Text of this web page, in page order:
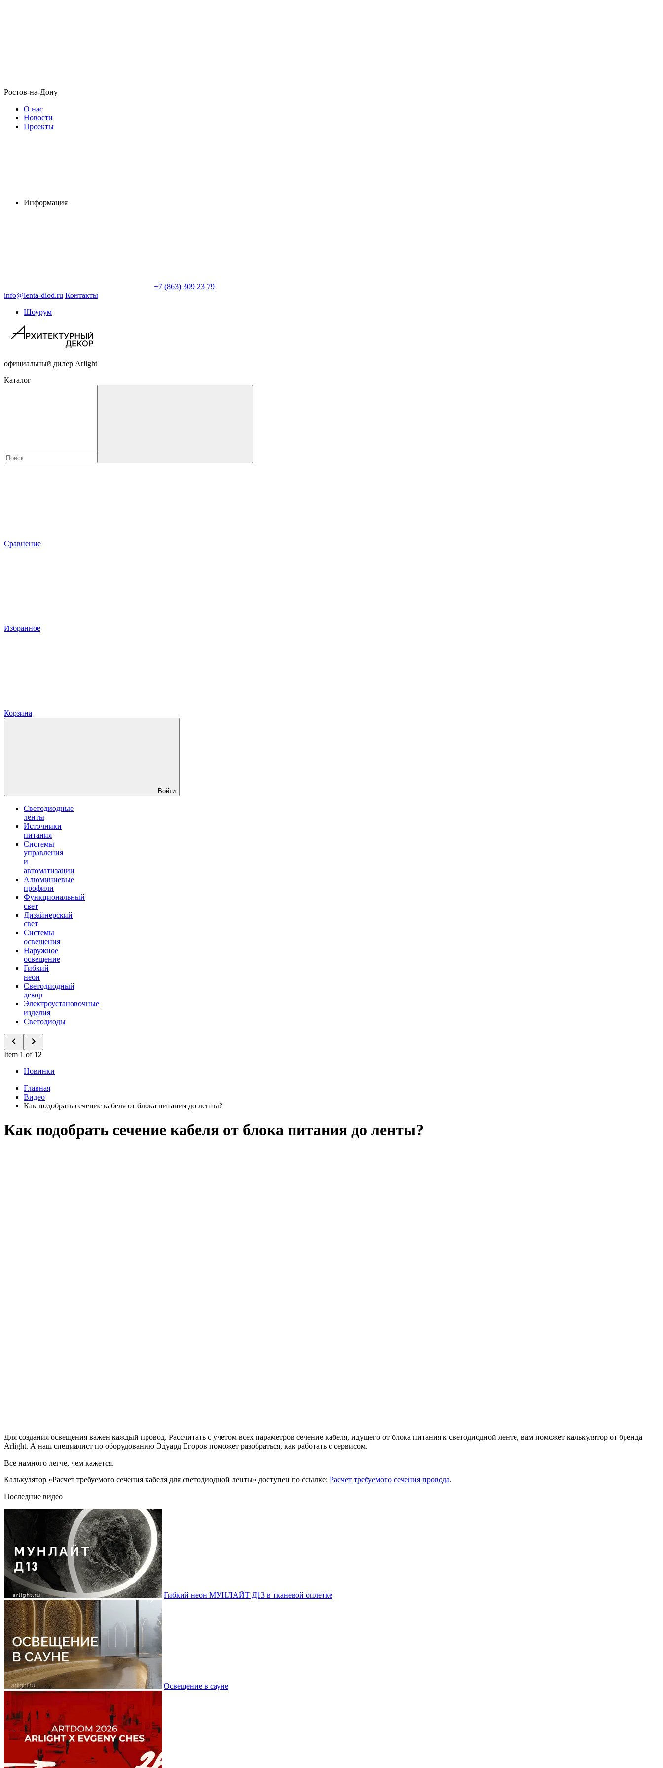
Ростов-на-Дону
О нас
Новости
Проекты
Информация
+7 (863) 309 23 79
info@lenta-diod.ru Контакты
Шоурум
официальный дилер Arlight
Каталог
Сравнение
Избранное
Корзина
Войти
Светодиодные
ленты
Источники
питания
Системы
управления
и
автоматизации
Алюминиевые
профили
Функциональный
свет
Дизайнерский
свет
Системы
освещения
Наружное
освещение
Гибкий
неон
Светодиодный
декор
Электроустановочные
изделия
Светодиоды
Item 1 of 12
Новинки
Главная
Видео
Как подобрать сечение кабеля от блока питания до ленты?
Как подобрать сечение кабеля от блока питания до ленты?
Для создания освещения важен каждый провод. Рассчитать с учетом всех параметров сечение кабеля, идущего от блока питания к светодиодной ленте, вам поможет калькулятор от бренда
Arlight. А наш специалист по оборудованию Эдуард Егоров поможет разобраться, как работать с сервисом.
Все намного легче, чем кажется.
Калькулятор «Расчет требуемого сечения кабеля для светодиодной ленты» доступен по ссылке: Расчет требуемого сечения провода.
Последние видео
Гибкий неон МУНЛАЙТ Д13 в тканевой оплетке
Освещение в сауне